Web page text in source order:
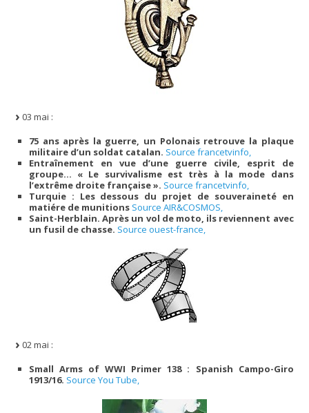
03 mai :
75 ans après la guerre, un Polonais retrouve la plaque
militaire d’un soldat catalan. Source francetvinfo,
Entraînement en vue d’une guerre civile, esprit de
groupe… « Le survivalisme est très à la mode dans
l’extrême droite française ». Source francetvinfo,
Turquie : Les dessous du projet de souveraineté en
matiére de munitions Source AIR&COSMOS,
Saint-Herblain. Après un vol de moto, ils reviennent avec
un fusil de chasse. Source ouest-france,
02 mai :
Small Arms of WWI Primer 138 : Spanish Campo-Giro
1913/16. Source You Tube,